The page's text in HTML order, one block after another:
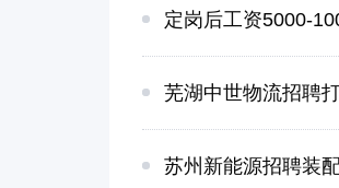
定岗后工资5000-10000
芜湖中世物流招聘
苏州新能源招聘装